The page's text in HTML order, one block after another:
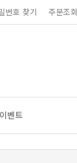
번호 찾기 주문조회
이벤트